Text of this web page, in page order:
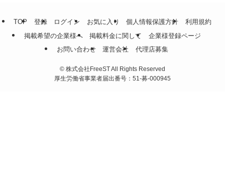
TOP 登録 ログイン お気に入り 個人情報保護方針
利用規約
掲載希望の企業様へ
掲載料金に関して
企業様登録ページ
お問い合わせ
運営会社 代理店募集
© 株式会社FreeST All Rights Reserved
厚生労働省事業者届出番号：51-募-000945